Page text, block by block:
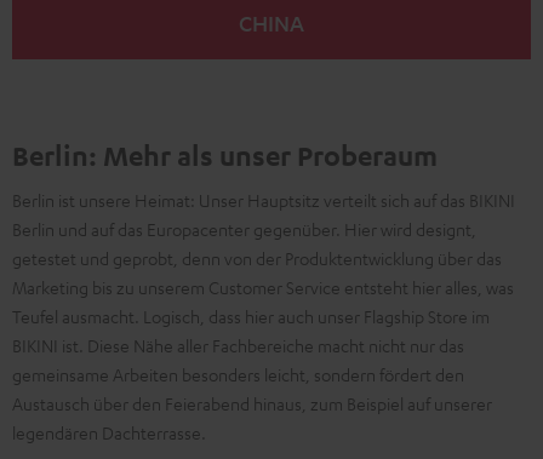
CHINA
Berlin: Mehr als unser Proberaum
Berlin ist unsere Heimat: Unser Hauptsitz verteilt sich auf das BIKINI
Berlin und auf das Europacenter gegenüber. Hier wird designt,
getestet und geprobt, denn von der Produktentwicklung über das
Marketing bis zu unserem Customer Service entsteht hier alles, was
Teufel ausmacht. Logisch, dass hier auch unser Flagship Store im
BIKINI ist. Diese Nähe aller Fachbereiche macht nicht nur das
gemeinsame Arbeiten besonders leicht, sondern fördert den
Austausch über den Feierabend hinaus, zum Beispiel auf unserer
legendären Dachterrasse.